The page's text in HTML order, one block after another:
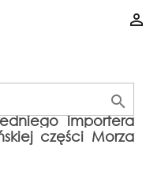


importera
części Morza